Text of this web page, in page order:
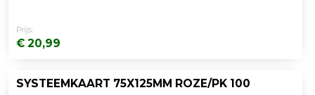
Prijs:
€ 20,99
SYSTEEMKAART 75X125MM ROZE/PK 100